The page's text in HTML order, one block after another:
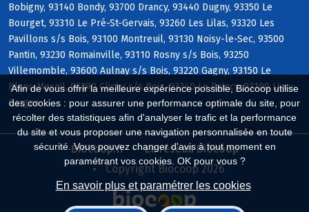
Afin de vous offrir la meilleure expérience possible, Biocoop utilise
des cookies : pour assurer une performance optimale du site, pour
récolter des statistiques afin d'analyser le trafic et la performance
du site et vous proposer une navigation personnalisée en toute
sécurité. Vous pouvez changer d'avis à tout moment en
paramétrant vos cookies. OK pour vous ?
En savoir plus et paramétrer les cookies
Bobigny, 93140 Bondy, 93700 Drancy, 93440 Dugny, 93350 Le
Bourget, 93310 Le Pré-St-Gervais, 93260 Les Lilas, 93320 Les
Pavillons s/s Bois, 93100 Montreuil, 93130 Noisy-le-Sec, 93500
Pantin, 93230 Romainville, 93110 Rosny s/s Bois, 93250
Villemomble, 93600 Aulnay s/s Bois, 93220 Gagny, 93150 Le
Blanc-Mesnil, 93390 Clichy s/s Bois, 93340 Le Raincy, 93190 Livry-
Gargan
Biocoop.fr
Le réseau Biocoop
Copyright Biocoop 2026